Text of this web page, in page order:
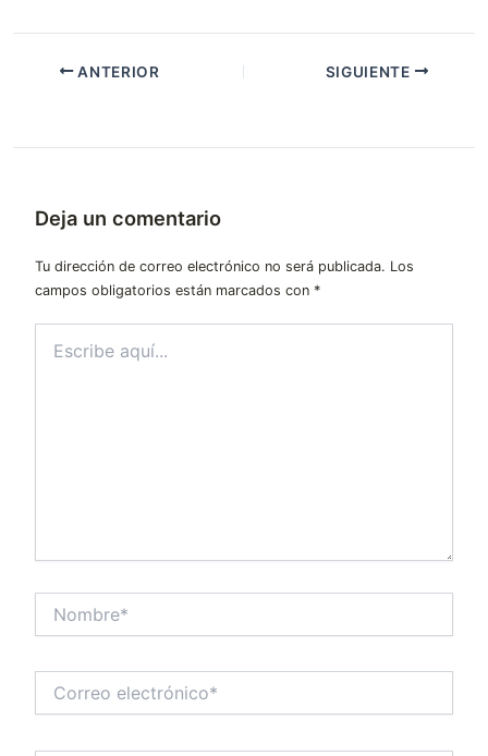
ANTERIOR SIGUIENTE
Deja un comentario
Tu dirección de correo electrónico no será publicada. Los
campos obligatorios están marcados con *
aquí...
electrónico*